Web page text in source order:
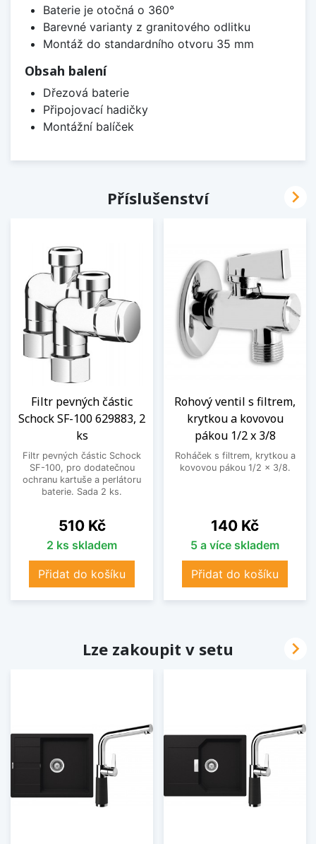
Baterie je otočná o 360°
Barevné varianty z granitového odlitku
Montáž do standardního otvoru 35 mm
Obsah balení
Dřezová baterie
Připojovací hadičky
Montážní balíček
Příslušenství
Filtr pevných částic
Schock SF-100 629883, 2
ks
Filtr pevných částic Schock
SF-100, pro dodatečnou
ochranu kartuše a perlátoru
baterie. Sada 2 ks.
Cena
510 Kč
2 ks skladem
Přidat do košíku
Rohový ventil s filtrem,
krytkou a kovovou
pákou 1/2 x 3/8
Roháček s filtrem, krytkou a
kovovou pákou 1/2 x 3/8.
Cena
140 Kč
5 a více skladem
Přidat do košíku

Lze zakoupit v setu 